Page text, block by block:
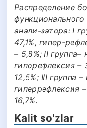
Распределение
функционального
анали-затора: I
47,1%, гипер-
– 5,8%; II
гипорефлексия –
12,5%; III группа
гиперрефлексия
16,7%.
Kalit so'zlar